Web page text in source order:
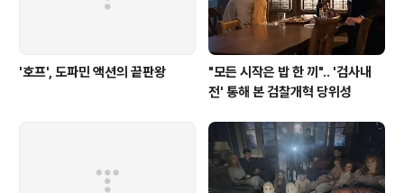
'호프', 도파민 액션의 끝판왕
"모든 시작은 밥 한 끼".. '검사내
전' 통해 본 검찰개혁 당위성